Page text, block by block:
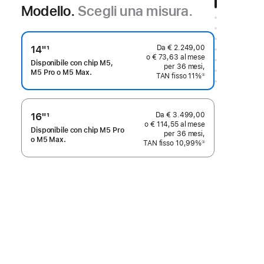
Modello. Scegli una misura.
14"
Nota
1
Disponibile con chip M5,
M5 Pro o M5 Max.
Da € 2.249,00
o € 73,63 al mese
per 36 mesi,
TAN fisso 11%①
16"
Nota
1
Disponibile con chip M5 Pro
o M5 Max.
Da € 3.499,00
o € 114,55 al mese
per 36 mesi,
TAN fisso 10,99%①